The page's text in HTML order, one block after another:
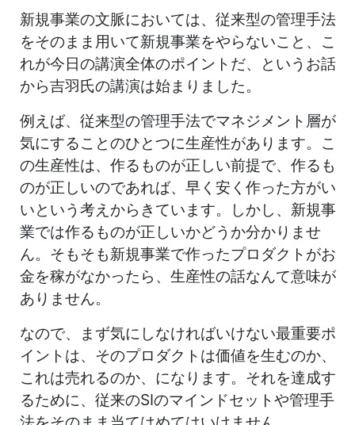
新規事業の文脈においては、従来型の管理手法
をそのまま用いて新規事業をやらないこと、こ
れが今日の講演全体のポイントだ、というお話
から吉羽氏の講演は始まりました。
例えば、従来型の管理手法でマネジメント層が
気にすることのひとつに生産性があります。こ
の生産性は、作るものが正しい前提で、作るも
のが正しいのであれば、早く安く作った方がい
いという考えからきています。しかし、新規事
業では作るものが正しいかどうか分かりませ
ん。そもそも新規事業で作ったプロダクトがお
金を稼がなかったら、生産性の話なんて意味が
ありません。
なので、まず気にしなければいけない最重要ポ
イントは、そのプロダクトは価値を生むのか、
これは売れるのか、になります。それを達成す
るために、従来のSIのマインドセットや管理手